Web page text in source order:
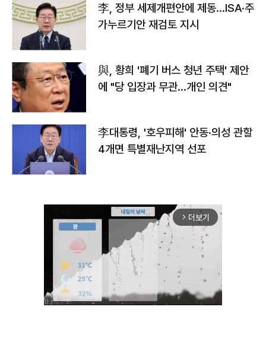
李, 정부 세제개편안에 제동…ISA·주
가누르기안 재검토 지시
與, 황희 '폐기 버스 청년 주택' 제안
에 "당 입장과 무관…개인 의견"
李대통령, '호우피해' 안동·의성 관할
4개면 특별재난지역 선포
arrow_forward_ios 더보기